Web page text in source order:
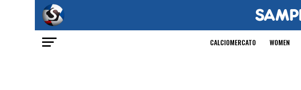
CALCIOMERCATO WOMEN